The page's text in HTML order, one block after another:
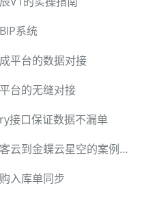
系统
平台的数据对接
台的无缝对接
接口保证数据不漏单
实现快速高效的数据集成：从吉客云到金蝶云星空的案例分析
入库单同步